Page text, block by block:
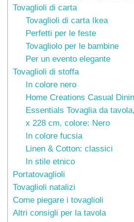
Tovaglioli di carta
Tovaglioli di carta Ikea
Perfetti per le feste
Tovagliolo per le bambine
Per un evento elegante
Tovaglioli di stoffa
In colore nero
Home Creations Casual
Essentials Tovaglia da
x 228 cm, colore: Nero
In colore fucsia
Linen & Cotton: classici
In stile etnico
Portatovaglioli
Tovaglioli natalizi
Come piegare i tovaglioli
Altri consigli per la tavola